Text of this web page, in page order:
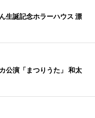
生誕記念ホラーハウス 漂
公演「まつりうた」 和太